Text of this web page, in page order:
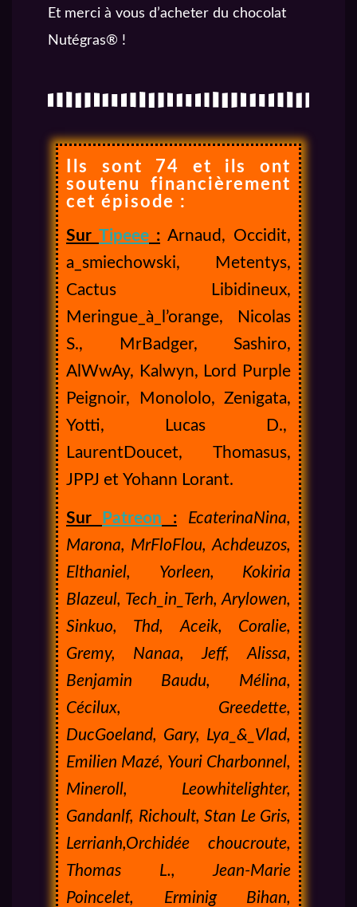
Et merci à vous d’acheter du chocolat
Nutégras® !
Ils sont 74 et ils ont
soutenu financièrement
cet épisode :
Sur Tipeee : Arnaud, Occidit,
a_smiechowski, Metentys,
Cactus Libidineux,
Meringue_à_l’orange, Nicolas
S., MrBadger, Sashiro,
AlWwAy, Kalwyn, Lord Purple
Peignoir, Monololo, Zenigata,
Yotti, Lucas D.,
LaurentDoucet, Thomasus,
JPPJ et Yohann Lorant.
Sur Patreon :
EcaterinaNina,
Marona, MrFloFlou, Achdeuzos,
Elthaniel, Yorleen, Kokiria
Blazeul, Tech_in_Terh, Arylowen,
Sinkuo, Thd, Aceik, Coralie,
Gremy, Nanaa, Jeff, Alissa,
Benjamin Baudu, Mélina,
Cécilux, Greedette,
DucGoeland, Gary, Lya_&_Vlad,
Emilien Mazé, Youri Charbonnel,
Mineroll, Leowhitelighter,
Gandanlf, Richoult, Stan Le Gris,
Lerrianh,Orchidée choucroute,
Thomas L., Jean-Marie
Poincelet, Erminig Bihan,